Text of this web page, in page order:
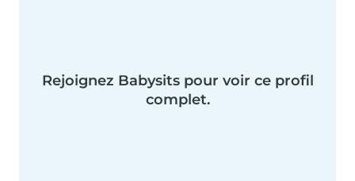
Rejoignez Babysits pour voir ce profil
complet.